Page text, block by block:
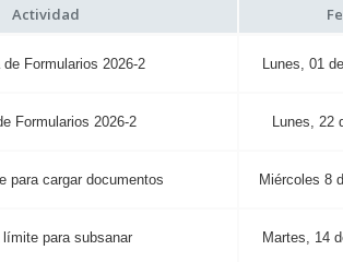
Actividad
de Formularios 2026-2 Lunes, 01
Formularios 2026-2 Lunes, 22
para cargar documentos Miércoles 8
límite para subsanar Martes, 14